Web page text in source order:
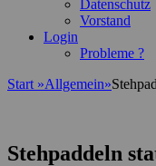
Datenschutz
Vorstand
Login
Probleme ?
Start »Allgemein»
Stehpaddeln